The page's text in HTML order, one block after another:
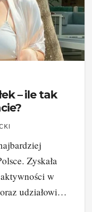
– ile tak
Zyskała
w
udziałowi…